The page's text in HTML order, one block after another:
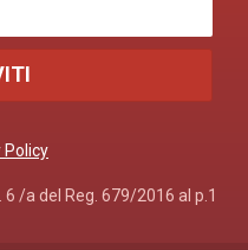
Policy
6 /a del Reg. 679/2016 al p.1